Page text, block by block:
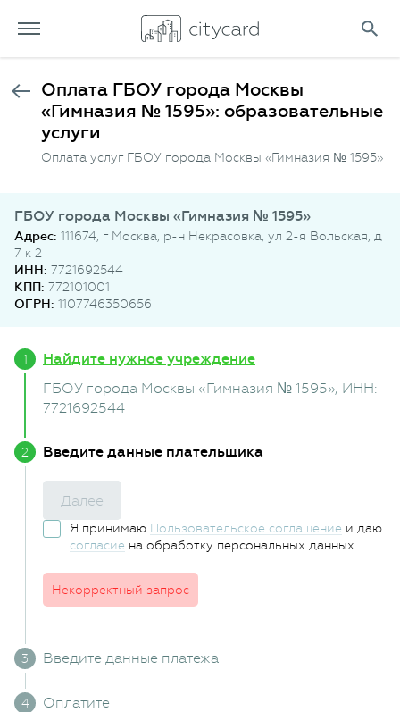
Оплата ГБОУ города Москвы
«Гимназия № 1595»: образовательные
услуги
Оплата услуг ГБОУ города Москвы «Гимназия № 1595»
ГБОУ города Москвы «Гимназия № 1595»
Адрес: 111674, г Москва, р-н Некрасовка, ул 2-я Вольская, д
7 к 2
ИНН: 7721692544
КПП: 772101001
ОГРН: 1107746350656
Найдите нужное учреждение
ГБОУ города Москвы «Гимназия № 1595», ИНН:
7721692544
Введите данные плательщика
Далее
Я принимаю Пользовательское соглашение и даю
согласие на обработку персональных данных
Некорректный запрос
Введите данные платежа
Оплатите